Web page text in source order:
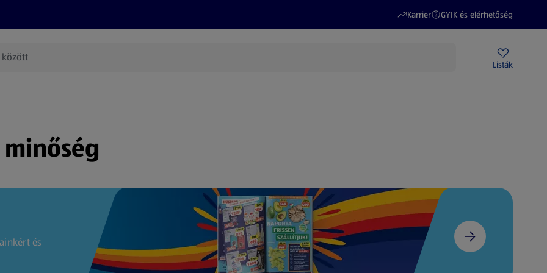
Karrier
(új oldalon nyílik meg)
GYIK és elérhetőség
(új oldalon nyílik meg)
Listák
és